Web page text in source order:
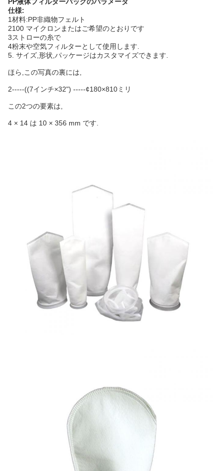
仕様:
1材料:PP非織物フェルト
2100 マイクロンまたはご希望のとおりです
3ストローの糸で
4粉末や空気フィルターとして使用します.
5. サイズ,形状,パッケージはカスタマイズできます.
ほら,この写真の裏には,
2-----((7インチ×32") -----¢180×810ミリ
この2つの要素は,
4 × 14 は 10 × 356 mm です.